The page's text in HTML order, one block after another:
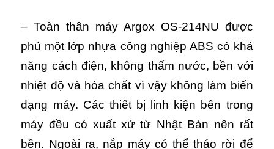
– Toàn thân máy Argox OS-214NU được
phủ một lớp nhựa công nghiệp ABS có khả
năng cách điện, không thấm nước, bền với
nhiệt độ và hóa chất vì vậy không làm biến
dạng máy. Các thiết bị linh kiện bên trong
máy đều có xuất xứ từ Nhật Bản nên rất
bền. Ngoài ra, nắp máy có thể tháo rời để